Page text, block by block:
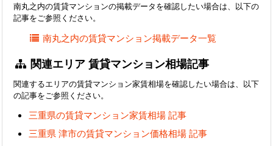
南丸之内の賃貸マンションの掲載データを確認したい場合は、以下の
記事をご参照ください。
南丸之内の賃貸マンション掲載データ一覧
関連エリア 賃貸マンション相場記事
関連するエリアの賃貸マンション家賃相場を確認したい場合は、以下
の記事をご参照ください。
三重県の賃貸マンション家賃相場 記事
三重県 津市の賃貸マンション価格相場 記事